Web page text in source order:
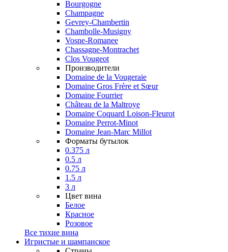
Bourgogne
Champagne
Gevrey-Chambertin
Chambolle-Musigny
Vosne-Romanee
Chassagne-Montrachet
Clos Vougeot
Производители
Domaine de la Vougeraie
Domaine Gros Frère et Sœur
Domaine Fourrier
Château de la Maltroye
Domaine Coquard Loison-Fleurot
Domaine Perrot-Minot
Domaine Jean-Marc Millot
Форматы бутылок
0.375 л
0.5 л
0.75 л
1.5 л
3 л
Цвет вина
Белое
Красное
Розовое
Все тихие вина
Игристые и шампанское